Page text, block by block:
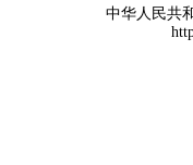
中华人民共